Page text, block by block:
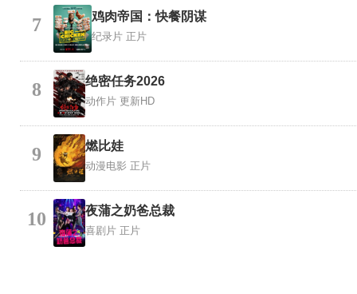
7 鸡肉帝国：快餐阴谋
纪录片 正片
8 绝密任务2026
动作片 更新HD
9 燃比娃
动漫电影 正片
10 夜蒲之奶爸总裁
喜剧片 正片